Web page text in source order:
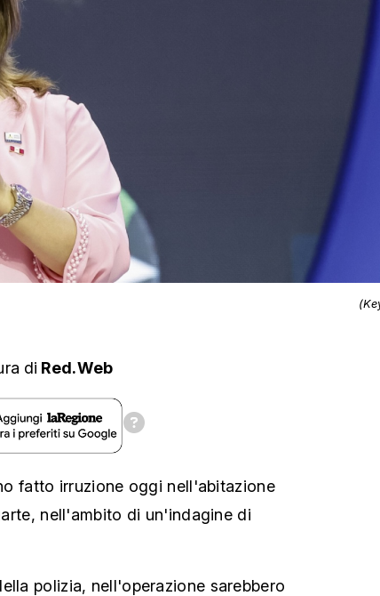
di Red.Web
fatto irruzione oggi nell'abitazione
nell'ambito di un'indagine di
polizia, nell'operazione sarebbero